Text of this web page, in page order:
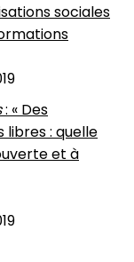
sociales
: « Des
libres : quelle
et à